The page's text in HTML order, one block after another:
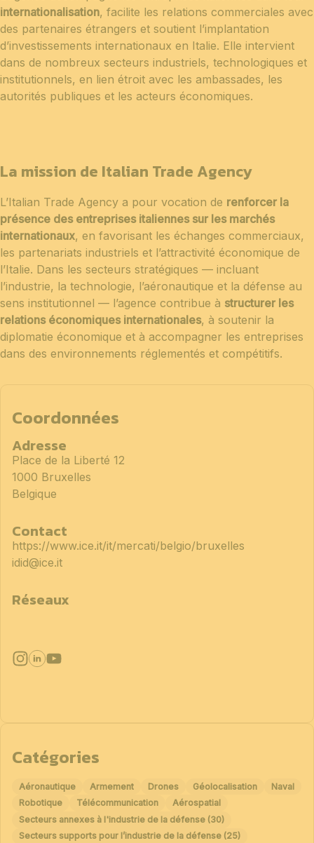
internationalisation, facilite les relations commerciales avec
des partenaires étrangers et soutient l’implantation
d’investissements internationaux en Italie. Elle intervient
dans de nombreux secteurs industriels, technologiques et
institutionnels, en lien étroit avec les ambassades, les
autorités publiques et les acteurs économiques.
La mission de Italian Trade Agency
L’Italian Trade Agency a pour vocation de renforcer la
présence des entreprises italiennes sur les marchés
internationaux, en favorisant les échanges commerciaux,
les partenariats industriels et l’attractivité économique de
l’Italie. Dans les secteurs stratégiques — incluant
l’industrie, la technologie, l’aéronautique et la défense au
sens institutionnel — l’agence contribue à structurer les
relations économiques internationales, à soutenir la
diplomatie économique et à accompagner les entreprises
dans des environnements réglementés et compétitifs.
Coordonnées
Adresse
Place de la Liberté 12
1000 Bruxelles
Belgique
Contact
https://www.ice.it/it/mercati/belgio/bruxelles
idid@ice.it
Réseaux
Catégories
Aéronautique Armement Drones Géolocalisation
Naval
Robotique
Télécommunication
Aérospatial
Secteurs annexes à l'industrie de la défense (30)
Secteurs supports pour l’industrie de la défense (25)